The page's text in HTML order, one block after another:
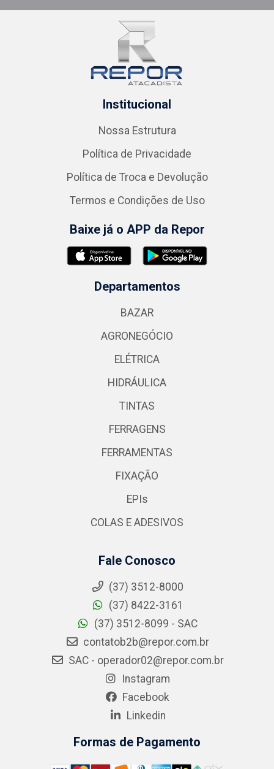
Institucional
Nossa Estrutura
Política de Privacidade
Política de Troca e Devolução
Termos e Condições de Uso
Baixe já o APP da Repor
Departamentos
BAZAR
AGRONEGÓCIO
ELÉTRICA
HIDRÁULICA
TINTAS
FERRAGENS
FERRAMENTAS
FIXAÇÃO
EPIs
COLAS E ADESIVOS
Fale Conosco
(37) 3512-8000
(37) 8422-3161
(37) 3512-8099 - SAC
contatob2b@repor.com.br
SAC - operador02@repor.com.br
Instagram
Facebook
Linkedin
Formas de Pagamento